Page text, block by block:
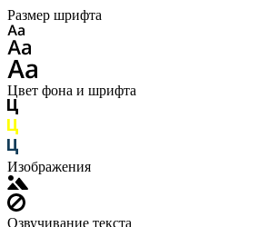
Размер шрифта
Цвет фона и шрифта
Изображения
Озвучивание текста